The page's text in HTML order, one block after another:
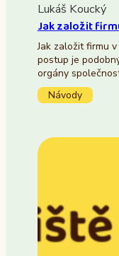
Lukáš Koucký
Jak založit
Jak založit firmu
postup je
orgány
Návody